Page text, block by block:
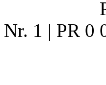
Nr. 1 | PR 0